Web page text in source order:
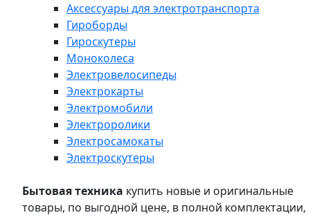
Аксессуары для электротранспорта
Гироборды
Гироскутеры
Моноколеса
Электровелосипеды
Электрокарты
Электромобили
Электроролики
Электросамокаты
Электроскутеры
Бытовая техника купить новые и оригинальные
товары, по выгодной цене, в полной комплектации,